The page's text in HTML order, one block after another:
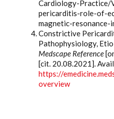
Cardiology-Practice/
pericarditis-role-of-
magnetic-resonance-
Constrictive
Pathophysiology,
Medscape Reference
[cit. 20.08.2021].
https://
overview